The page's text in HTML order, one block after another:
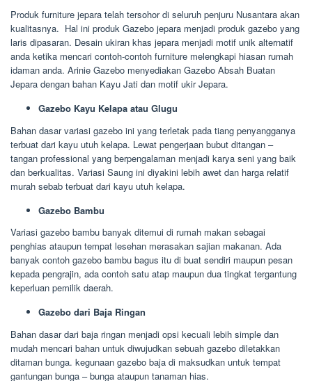
Produk furniture jepara telah tersohor di seluruh penjuru Nusantara akan
kualitasnya. Hal ini produk Gazebo jepara menjadi produk gazebo yang
laris dipasaran. Desain ukiran khas jepara menjadi motif unik alternatif
anda ketika mencari contoh-contoh furniture melengkapi hiasan rumah
idaman anda. Arinie Gazebo menyediakan Gazebo Absah Buatan
Jepara dengan bahan Kayu Jati dan motif ukir Jepara.
Gazebo Kayu Kelapa atau Glugu
Bahan dasar variasi gazebo ini yang terletak pada tiang penyangganya
terbuat dari kayu utuh kelapa. Lewat pengerjaan bubut ditangan –
tangan professional yang berpengalaman menjadi karya seni yang baik
dan berkualitas. Variasi Saung ini diyakini lebih awet dan harga relatif
murah sebab terbuat dari kayu utuh kelapa.
Gazebo Bambu
Variasi gazebo bambu banyak ditemui di rumah makan sebagai
penghias ataupun tempat lesehan merasakan sajian makanan. Ada
banyak contoh gazebo bambu bagus itu di buat sendiri maupun pesan
kepada pengrajin, ada contoh satu atap maupun dua tingkat tergantung
keperluan pemilik daerah.
Gazebo dari Baja Ringan
Bahan dasar dari baja ringan menjadi opsi kecuali lebih simple dan
mudah mencari bahan untuk diwujudkan sebuah gazebo diletakkan
ditaman bunga. kegunaan gazebo baja di maksudkan untuk tempat
gantungan bunga – bunga ataupun tanaman hias.